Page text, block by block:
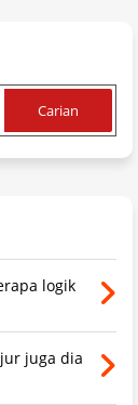
logik
juga dia